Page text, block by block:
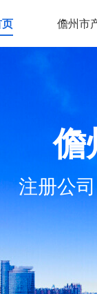
儋州市
儋
注册公